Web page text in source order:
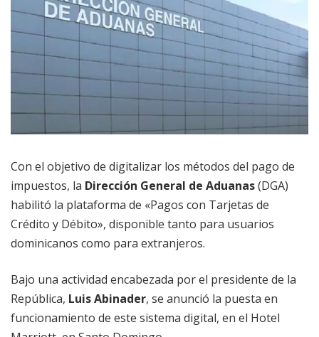
Con el objetivo de digitalizar los métodos del pago de
impuestos, la Dirección General de Aduanas(DGA)
habilitó la plataforma de «Pagos con Tarjetas de
Crédito y Débito», disponible tanto para usuarios
dominicanos como para extranjeros.
Bajo una actividad encabezada por el presidente de la
República, Luis Abinader, se anunció la puesta en
funcionamiento de este sistema digital, en el Hotel